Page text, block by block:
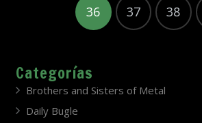
36 37 38
Categorías
Brothers and Sisters of Metal
Daily Bugle